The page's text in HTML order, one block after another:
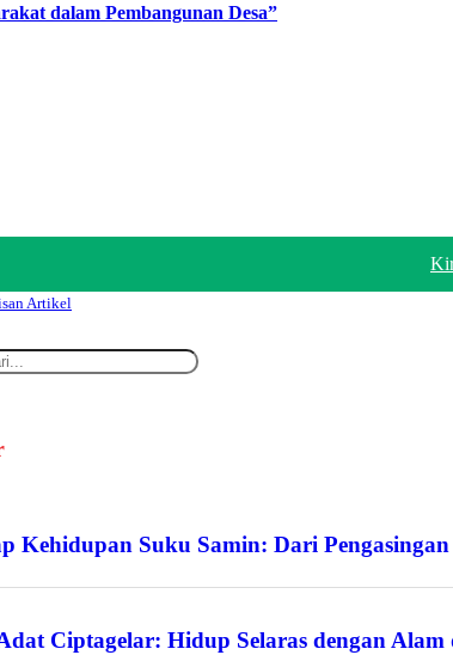
dalam Pembangunan Desa”
Artikel
Kehidupan Suku Samin: Dari
Ciptagelar: Hidup Selaras dengan Alam